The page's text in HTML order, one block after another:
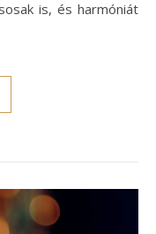
is, és harmóniát